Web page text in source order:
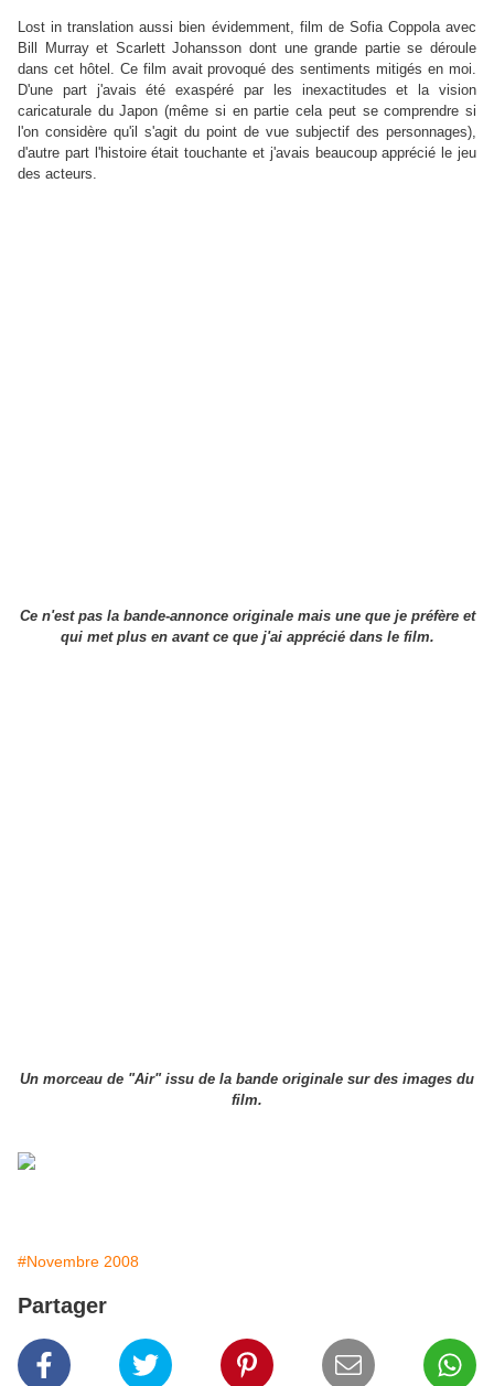
Lost in translation aussi bien évidemment, film de Sofia Coppola avec
Bill Murray et Scarlett Johansson dont une grande partie se déroule
dans cet hôtel. Ce film avait provoqué des sentiments mitigés en moi.
D'une part j'avais été exaspéré par les inexactitudes et la vision
caricaturale du Japon (même si en partie cela peut se comprendre si
l'on considère qu'il s'agit du point de vue subjectif des personnages),
d'autre part l'histoire était touchante et j'avais beaucoup apprécié le jeu
des acteurs.
Ce n'est pas la bande-annonce originale mais une que je préfère et
qui met plus en avant ce que j'ai apprécié dans le film.
Un morceau de "Air" issu de la bande originale sur des images du
film.
#Novembre 2008
Partager